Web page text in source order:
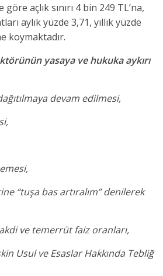
açlık sınırı 4 bin 249 TL’na,
aylık yüzde 3,71, yıllık yüzde
koymaktadır.
yasaya ve hukuka aykırı
devam edilmesi,
“tuşa bas artıralım” denilerek
ve temerrüt faiz oranları,
Usul ve Esaslar Hakkında Tebliğ